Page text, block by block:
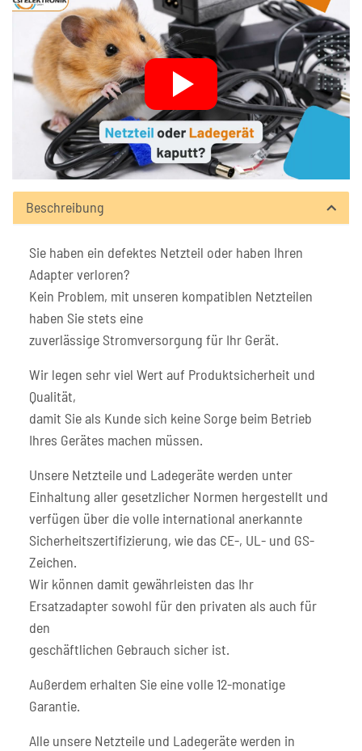
Beschreibung
Sie haben ein defektes Netzteil oder haben Ihren
Adapter verloren?
Kein Problem, mit unseren kompatiblen Netzteilen
haben Sie stets eine
zuverlässige Stromversorgung für Ihr Gerät.
Wir legen sehr viel Wert auf Produktsicherheit und
Qualität,
damit Sie als Kunde sich keine Sorge beim Betrieb
Ihres Gerätes machen müssen.
Unsere Netzteile und Ladegeräte werden unter
Einhaltung aller gesetzlicher Normen hergestellt und
verfügen über die volle international anerkannte
Sicherheitszertifizierung, wie das CE-, UL- und GS-
Zeichen.
Wir können damit gewährleisten das Ihr
Ersatzadapter sowohl für den privaten als auch für
den
geschäftlichen Gebrauch sicher ist.
Außerdem erhalten Sie eine volle 12-monatige
Garantie.
Alle unsere Netzteile und Ladegeräte werden in